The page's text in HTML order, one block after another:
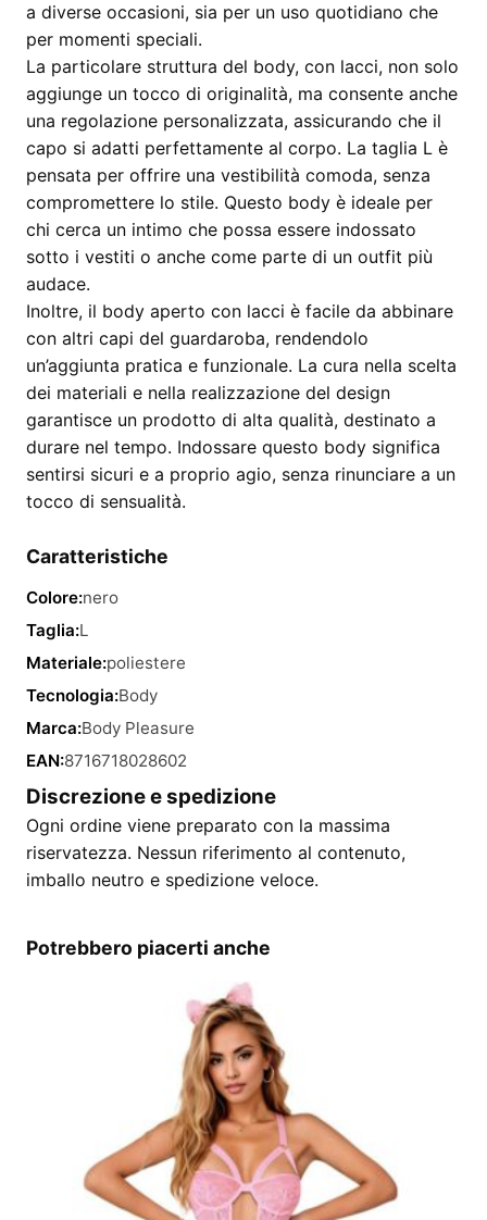
a diverse occasioni, sia per un uso quotidiano che
per momenti speciali.
La particolare struttura del body, con lacci, non solo
aggiunge un tocco di originalità, ma consente anche
una regolazione personalizzata, assicurando che il
capo si adatti perfettamente al corpo. La taglia L è
pensata per offrire una vestibilità comoda, senza
compromettere lo stile. Questo body è ideale per
chi cerca un intimo che possa essere indossato
sotto i vestiti o anche come parte di un outfit più
audace.
Inoltre, il body aperto con lacci è facile da abbinare
con altri capi del guardaroba, rendendolo
un’aggiunta pratica e funzionale. La cura nella scelta
dei materiali e nella realizzazione del design
garantisce un prodotto di alta qualità, destinato a
durare nel tempo. Indossare questo body significa
sentirsi sicuri e a proprio agio, senza rinunciare a un
tocco di sensualità.
Caratteristiche
Colore:nero
Taglia:L
Materiale:poliestere
Tecnologia:Body
Marca:Body Pleasure
EAN:8716718028602
Discrezione e spedizione
Ogni ordine viene preparato con la massima
riservatezza. Nessun riferimento al contenuto,
imballo neutro e spedizione veloce.
Potrebbero piacerti anche